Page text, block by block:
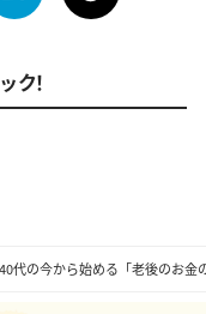
代の今から始める「老後のお金
ク！